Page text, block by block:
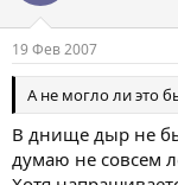
19 Фев 2007
А не могло ли это
В днище дыр не
думаю не совсем